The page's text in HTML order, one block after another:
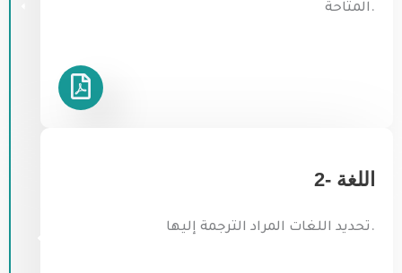
المتاحة.
2- اللغة
تحديد اللغات المراد الترجمة إليها.